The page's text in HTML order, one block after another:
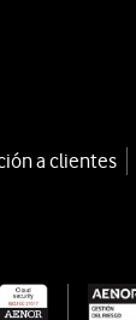
a clientes